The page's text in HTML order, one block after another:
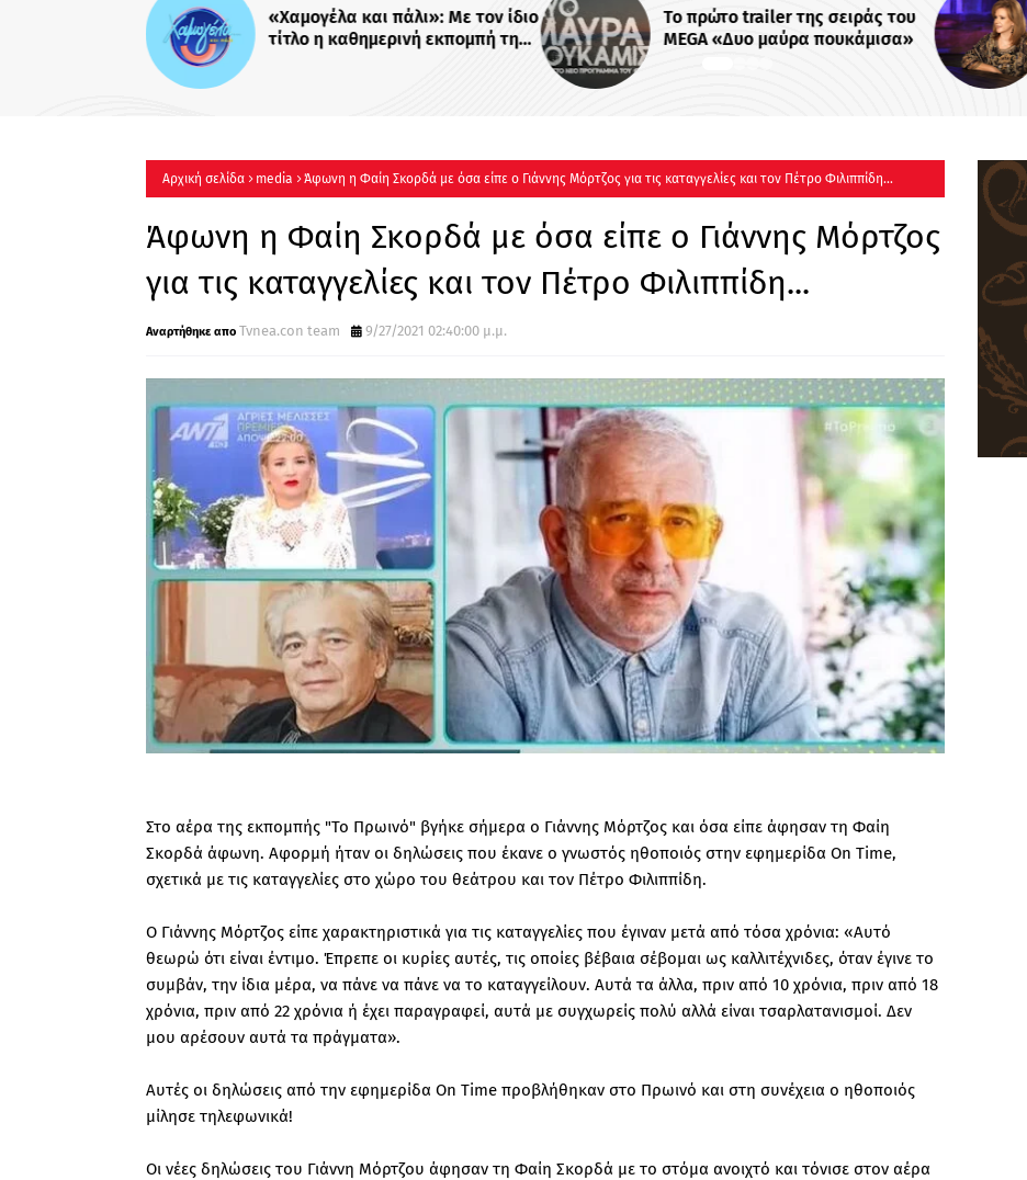
«Χαμογέλα και πάλι»: Με τον ίδιο
τίτλο η καθημερινή εκπομπή της
Το πρώτο trailer της σειράς του
MEGA «Δυο μαύρα πουκάμισα»
Αρχική σελίδα media Άφωνη η Φαίη Σκορδά με όσα είπε ο Γιάννης Μόρτζος για τις καταγγελίες και τον Πέτρο Φιλιππίδη...
Άφωνη η Φαίη Σκορδά με όσα είπε ο Γιάννης Μόρτζος
για τις καταγγελίες και τον Πέτρο Φιλιππίδη...
Tvnea.con team 9/27/2021 02:40:00 μ.μ.
Στο αέρα της εκπομπής "Το Πρωινό" βγήκε σήμερα ο Γιάννης Μόρτζος και όσα είπε άφησαν τη Φαίη
Σκορδά άφωνη. Αφορμή ήταν οι δηλώσεις που έκανε ο γνωστός ηθοποιός στην εφημερίδα On Time,
σχετικά με τις καταγγελίες στο χώρο του θεάτρου και τον Πέτρο Φιλιππίδη.
Ο Γιάννης Μόρτζος είπε χαρακτηριστικά για τις καταγγελίες που έγιναν μετά από τόσα χρόνια: «Αυτό
θεωρώ ότι είναι έντιμο. Έπρεπε οι κυρίες αυτές, τις οποίες βέβαια σέβομαι ως καλλιτέχνιδες, όταν έγινε το
συμβάν, την ίδια μέρα, να πάνε να πάνε να το καταγγείλουν. Αυτά τα άλλα, πριν από 10 χρόνια, πριν από 18
χρόνια, πριν από 22 χρόνια ή έχει παραγραφεί, αυτά με συγχωρείς πολύ αλλά είναι τσαρλατανισμοί. Δεν
μου αρέσουν αυτά τα πράγματα».
Αυτές οι δηλώσεις από την εφημερίδα On Τime προβλήθηκαν στο Πρωινό και στη συνέχεια ο ηθοποιός
μίλησε τηλεφωνικά!
Οι νέες δηλώσεις του Γιάννη Μόρτζου άφησαν τη Φαίη Σκορδά με το στόμα ανοιχτό και τόνισε στον αέρα